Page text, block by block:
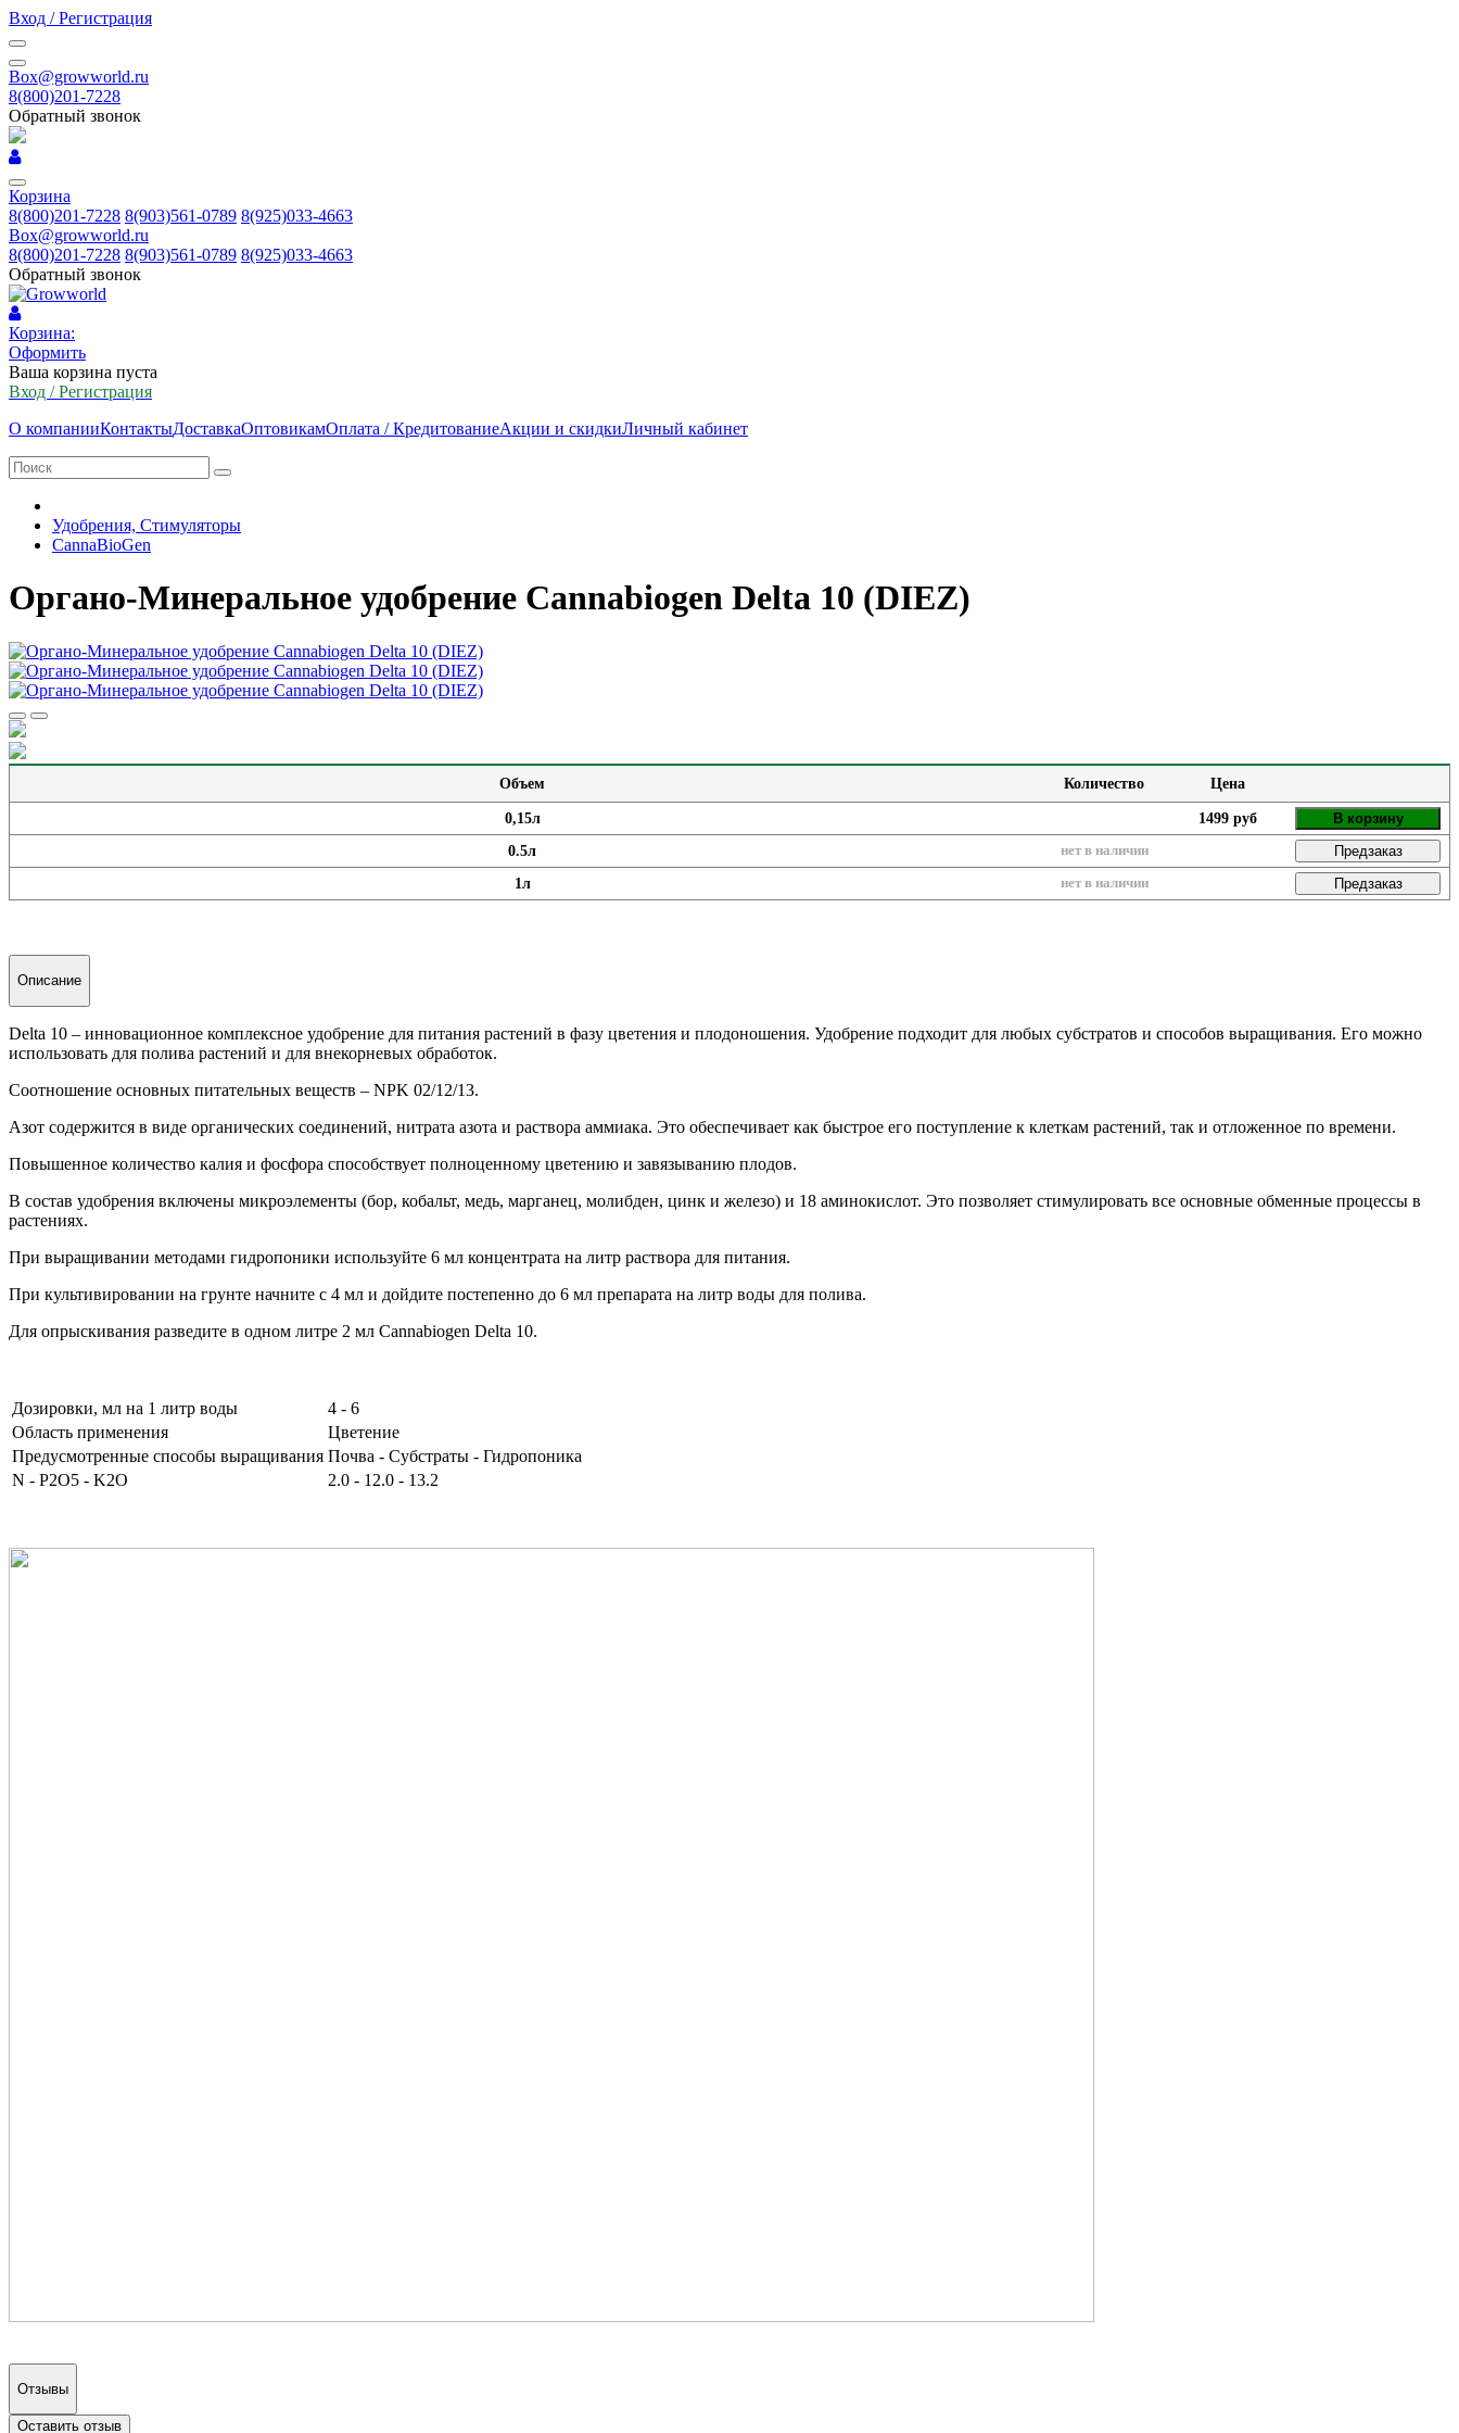
Вход / Регистрация
Box@growworld.ru
8(800)201-7228
Обратный звонок
Корзина
8(800)201-7228 8(903)561-0789 8(925)033-4663
Box@growworld.ru
8(800)201-7228 8(903)561-0789 8(925)033-4663
Обратный звонок
Корзина:
Оформить
Ваша корзина пуста
Вход / Регистрация
О компанииКонтактыДоставкаОптовикамОплата / КредитованиеАкции и скидкиЛичный кабинет
Удобрения, Стимуляторы
СannaBioGen
Органо-Минеральноe удобрение Cannabiogen Delta 10 (DIEZ)
Объем Количество
Цена
0,15л
1499 руб В корзину
0.5л нет в наличии Предзаказ
1л нет в наличии Предзаказ
Описание
Delta 10 – инновационное комплексное удобрение для питания растений в фазу цветения и плодоношения. Удобрение подходит для любых субстратов и способов выращивания. Его можно
использовать для полива растений и для внекорневых обработок.
Соотношение основных питательных веществ – NPK 02/12/13.
Азот содержится в виде органических соединений, нитрата азота и раствора аммиака. Это обеспечивает как быстрое его поступление к клеткам растений, так и отложенное по времени.
Повышенное количество калия и фосфора способствует полноценному цветению и завязыванию плодов.
В состав удобрения включены микроэлементы (бор, кобальт, медь, марганец, молибден, цинк и железо) и 18 аминокислот. Это позволяет стимулировать все основные обменные процессы в
растениях.
При выращивании методами гидропоники используйте 6 мл концентрата на литр раствора для питания.
При культивировании на грунте начните с 4 мл и дойдите постепенно до 6 мл препарата на литр воды для полива.
Для опрыскивания разведите в одном литре 2 мл Cannabiogen Delta 10.
Дозировки, мл на 1 литр воды
4 - 6
Область применения
Цветение
Предусмотренные способы выращивания Почва - Субстраты - Гидропоника
N - P2O5 - K2O
2.0 - 12.0 - 13.2
Отзывы
Оставить отзыв